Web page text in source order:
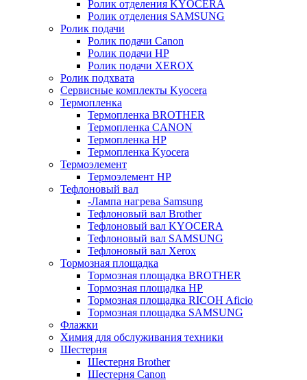
Ролик отделения KYOCERA
Ролик отделения SAMSUNG
Ролик подачи
Ролик подачи Canon
Ролик подачи HP
Ролик подачи XEROX
Ролик подхвата
Сервисные комплекты Kyocera
Термопленка
Термопленка BROTHER
Термопленка CANON
Термопленка HP
Термопленка Kyocera
Термоэлемент
Термоэлемент НР
Тефлоновый вал
-Лампа нагрева Samsung
Тефлоновый вал Brother
Тефлоновый вал KYOCERA
Тефлоновый вал SAMSUNG
Тефлоновый вал Xerox
Тормозная площадка
Тормозная площадка BROTHER
Тормозная площадка HP
Тормозная площадка RICOH Aficio
Тормозная площадка SAMSUNG
Флажки
Химия для обслуживания техники
Шестерня
Шестерня Brother
Шестерня Canon